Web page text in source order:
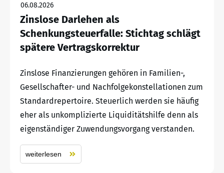
06.08.2026
Zinslose Darlehen als
Schenkungsteuerfalle: Stichtag schlägt
spätere Vertragskorrektur
Zinslose Finanzierungen gehören in Familien-,
Gesellschafter- und Nachfolgekonstellationen zum
Standardrepertoire. Steuerlich werden sie häufig
eher als unkomplizierte Liquiditätshilfe denn als
eigenständiger Zuwendungsvorgang verstanden.
weiterlesen